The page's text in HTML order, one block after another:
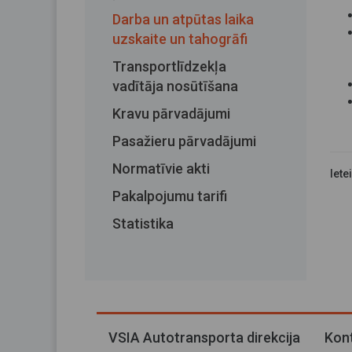
Darba un atpūtas laika
uzskaite un tahogrāfi
Transportlīdzekļa
vadītāja nosūtīšana
Kravu pārvadājumi
Pasažieru pārvadājumi
Normatīvie akti
Pakalpojumu tarifi
Statistika
VSIA Autotransporta direkcija